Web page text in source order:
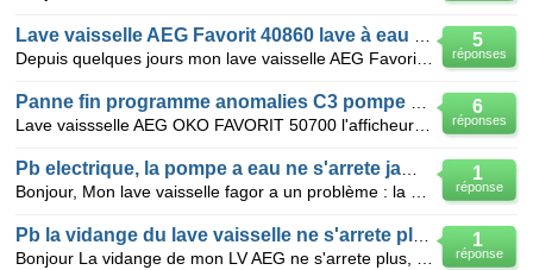
5
réponses
6
réponses
1
réponse
1
réponse